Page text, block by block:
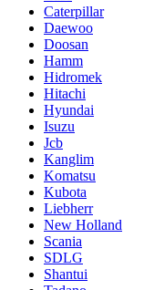
Caterpillar
Daewoo
Doosan
Hamm
Hidromek
Hitachi
Hyundai
Isuzu
Jcb
Kanglim
Komatsu
Kubota
Liebherr
New Holland
Scania
SDLG
Shantui